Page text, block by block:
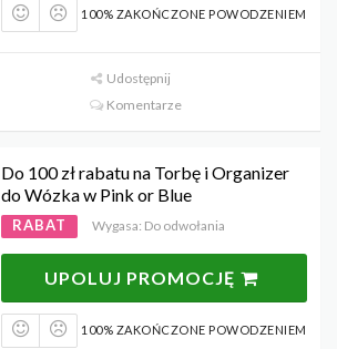
100% ZAKOŃCZONE POWODZENIEM
Udostępnij
Komentarze
Do 100 zł rabatu na Torbę i Organizer
do Wózka w Pink or Blue
RABAT Wygasa: Do odwołania
UPOLUJ PROMOCJĘ
100% ZAKOŃCZONE POWODZENIEM